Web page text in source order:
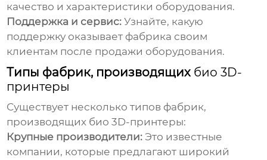
качество и характеристики оборудования.
Поддержка и сервис: Узнайте, какую
поддержку оказывает фабрика своим
клиентам после продажи оборудования.
Типы фабрик, производящих био 3D-
принтеры
Существует несколько типов фабрик,
производящих био 3D-принтеры:
Крупные производители: Это известные
компании, которые предлагают широкий